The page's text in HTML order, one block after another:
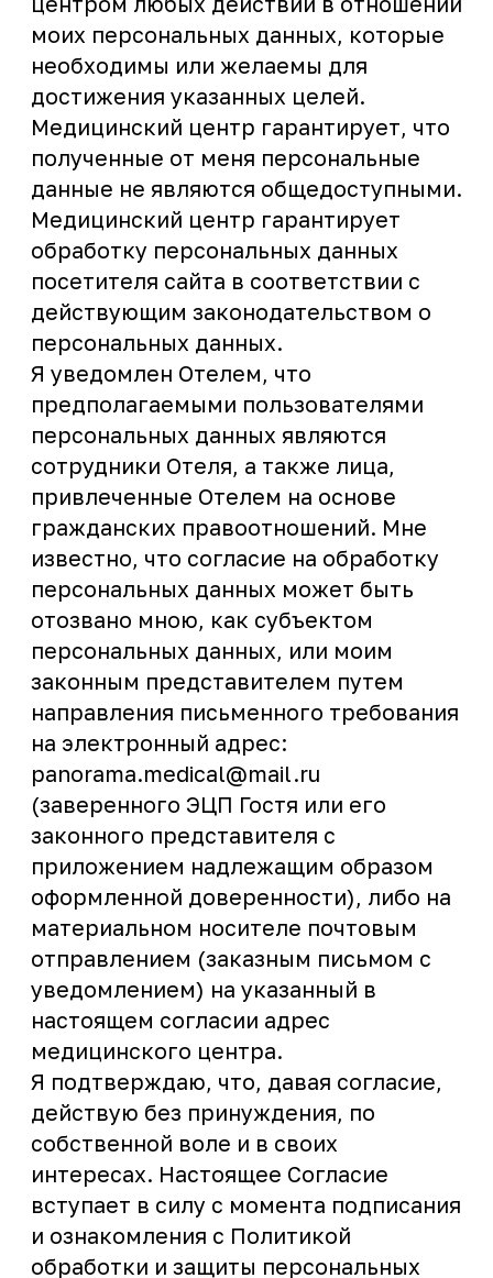
установленных действующим
законодательством о персональных
данных либо до момента отзыва моего
согласия.
ИМЕЮТСЯ ПРОТИВОПОКАЗАНИЯ. НЕОБХОДИМО